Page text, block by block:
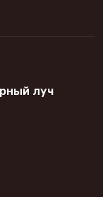
луч